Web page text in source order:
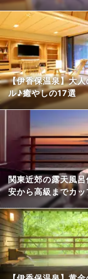
【伊香保温泉】大
ル♪癒やしの17選
関東近郊の露天風
安から高級までカ